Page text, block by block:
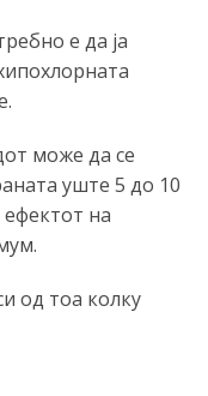
е да ја
може да се
уште 5 до 10
ефектот на
од тоа колку